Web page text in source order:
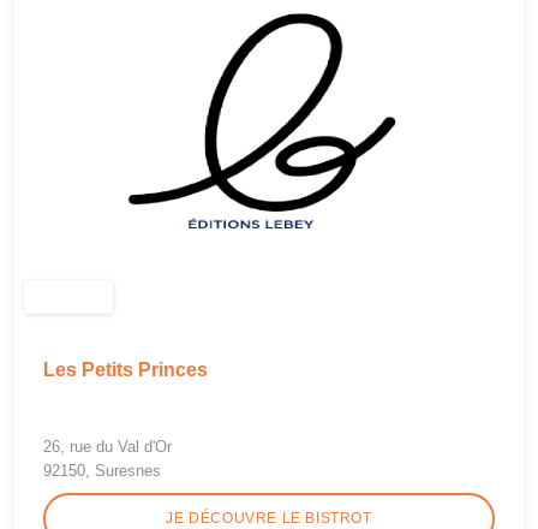
Les Petits Princes
26, rue du Val d'Or
92150, Suresnes
JE DÉCOUVRE LE BISTROT